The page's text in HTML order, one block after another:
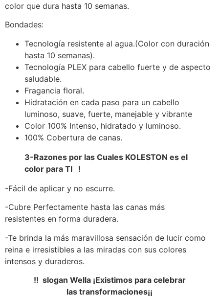
color que dura hasta 10 semanas.
Bondades:
Tecnología resistente al agua.(Color con duración
hasta 10 semanas).
Tecnología PLEX para cabello fuerte y de aspecto
saludable.
Fragancia floral.
Hidratación en cada paso para un cabello
luminoso, suave, fuerte, manejable y vibrante
Color 100% Intenso, hidratado y luminoso.
100% Cobertura de canas.
3-Razones por las Cuales KOLESTON es el
color para TI !
-Fácil de aplicar y no escurre.
-Cubre Perfectamente hasta las canas más
resistentes en forma duradera.
-Te brinda la más maravillosa sensación de lucir como
reina e irresistibles a las miradas con sus colores
intensos y duraderos.
!! slogan Wella ¡Existimos para celebrar
las transformaciones¡¡